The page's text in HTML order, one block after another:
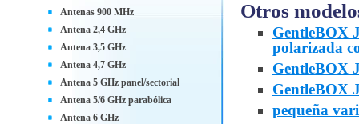
Otros
GentleBOX
polarizada
GentleBOX
GentleBOX
pequeña
Antenas 900 MHz
Antena 2,4 GHz
Antena 3,5 GHz
Antena 4,7 GHz
Antena 5 GHz panel/sectorial
Antena 5/6 GHz parabólica
Antena 6 GHz